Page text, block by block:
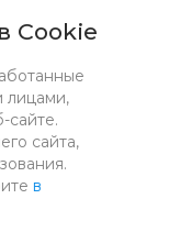
Cookie
лицами,
сайте.
сайта,
в
Все права